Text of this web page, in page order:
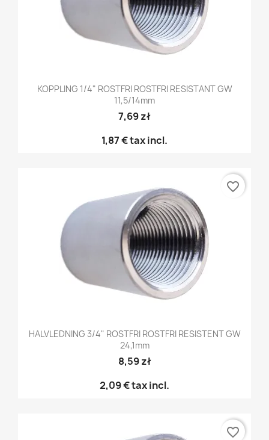
KOPPLING 1/4" ROSTFRI ROSTFRI RESISTANT GW
11,5/14mm
7,69 zł
1,87 €tax incl.
HALVLEDNING 3/4" ROSTFRI ROSTFRI RESISTENT GW
24,1mm
8,59 zł
2,09 €tax incl.
favorite_border
favorite_border